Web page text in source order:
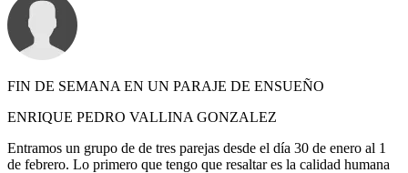
FIN DE SEMANA EN UN PARAJE DE ENSUEÑO
ENRIQUE PEDRO VALLINA GONZALEZ
Entramos un grupo de de tres parejas desde el día 30 de enero al 1
de febrero. Lo primero que tengo que resaltar es la calidad humana